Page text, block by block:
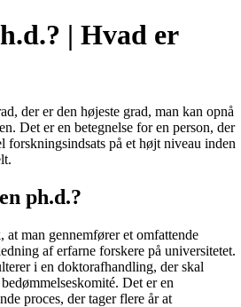
| Hvad er
der er den højeste grad, man kan opnå
Det er en betegnelse for en person, der
forskningsindsats på et højt niveau inden
ph.d.?
man gennemfører et omfattende
af erfarne forskere på universitetet.
i en doktorafhandling, der skal
Det er en
proces, der tager flere år at